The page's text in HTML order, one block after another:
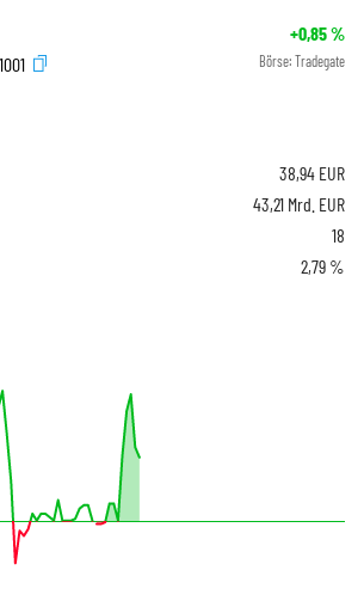
+0,85%
Börse: Tradegate
38,94 EUR
43,21 Mrd. EUR
18
2,79 %